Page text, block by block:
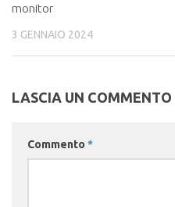
monitor
3 GENNAIO 2024
LASCIA UN COMMENTO
Commento *